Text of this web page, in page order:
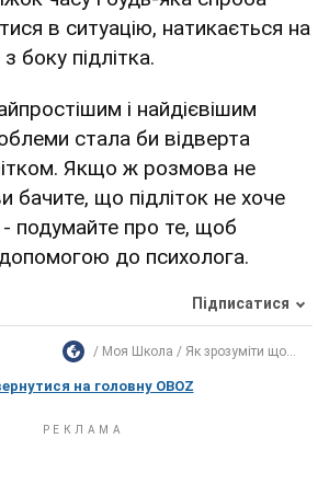
в ситуацію, натикається на
боку підлітка.
і найдієвішим
стала би відверта
Якщо ж розмова не
бачите, що підліток не хоче
- подумайте про те, щоб
до психолога.
Підписатися
Моя Школа Як зрозуміти що...
на головну OBOZ